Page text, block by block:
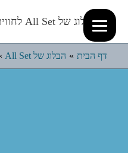
הבלוג של All Set לחווית משתמש במרחב
דף הבית הבלוג של All Set